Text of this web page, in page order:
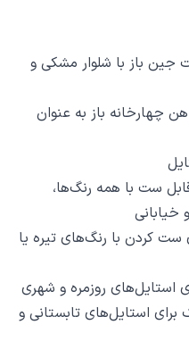
باز با شلوار مشکی و
چهارخانه باز به عنوان
ست با همه رنگ‌ها،
خیابانی
ست کردن با رنگ‌های تیره یا
استایل‌های روزمره و شهری
استایل‌های تابستانی و